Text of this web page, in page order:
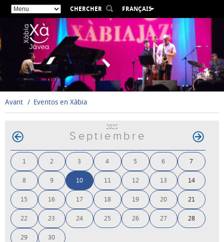
CHERCHER
FRANÇAIS
ESPAÑOL
VALENCIÀ
ENGLISH
DEUTSCH
РУССКИЙ
Avant Eventos en Xàbia
2025
Septiembre
1 2 3 4 5 6 7
8 9 10 11 12 13 14
15 16 17 18 19 20 21
22 23 24 25 26 27 28
29 30